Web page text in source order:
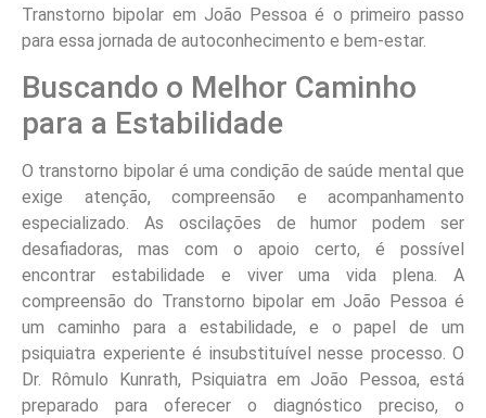
Transtorno bipolar em João Pessoa é o primeiro passo
para essa jornada de autoconhecimento e bem-estar.
Buscando o Melhor Caminho
para a Estabilidade
O transtorno bipolar é uma condição de saúde mental que
exige atenção, compreensão e acompanhamento
especializado. As oscilações de humor podem ser
desafiadoras, mas com o apoio certo, é possível
encontrar estabilidade e viver uma vida plena. A
compreensão do Transtorno bipolar em João Pessoa é
um caminho para a estabilidade, e o papel de um
psiquiatra experiente é insubstituível nesse processo. O
Dr. Rômulo Kunrath, Psiquiatra em João Pessoa, está
preparado para oferecer o diagnóstico preciso, o